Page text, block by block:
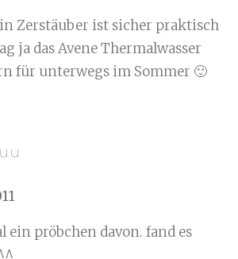
Zerstäuber ist sicher praktisch
ja das Avene Thermalwasser
für unterwegs im Sommer 🙂
ein pröbchen davon. fand es